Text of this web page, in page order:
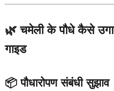
🌿 चमेली के पौधे कैसे
गाइड
📦 पौधारोपण संबंधी सुझाव